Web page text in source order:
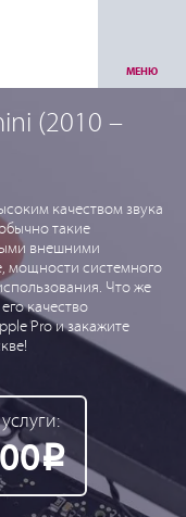
МЕНЮ
(2010 –
качеством звука
такие
внешними
мощности системного
Что же
качество
Pro и закажите
Р